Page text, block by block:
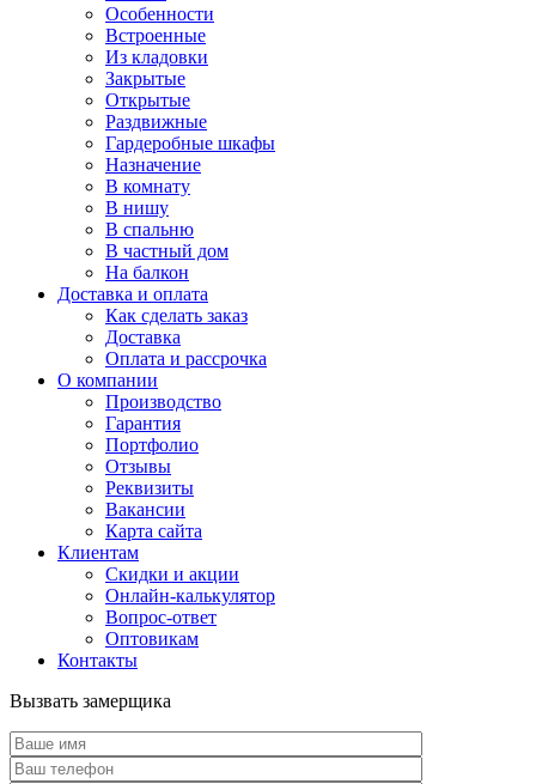
Особенности
Встроенные
Из кладовки
Закрытые
Открытые
Раздвижные
Гардеробные шкафы
Назначение
В комнату
В нишу
В спальню
В частный дом
На балкон
Доставка и оплата
Как сделать заказ
Доставка
Оплата и рассрочка
О компании
Производство
Гарантия
Портфолио
Отзывы
Реквизиты
Вакансии
Карта сайта
Клиентам
Скидки и акции
Онлайн-калькулятор
Вопрос-ответ
Оптовикам
Контакты
Вызвать замерщика